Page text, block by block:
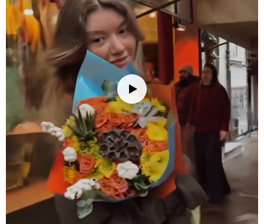
Not: Stok durumuna göre kırpık kağıtları renginde ve ürünlerde
ufak değişiklikler olabilir.
Stok durumuna göre ürünlerde ufak değişiklikler olabilir.
Ürün Kodu:nob170